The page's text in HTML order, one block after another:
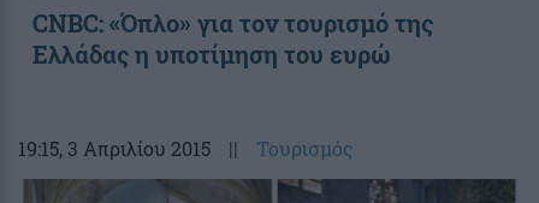
CNBC: «Όπλο» για τον τουρισμό της
Ελλάδας η υποτίμηση του ευρώ
19:15, 3 Απριλίου 2015 || Τουρισμός